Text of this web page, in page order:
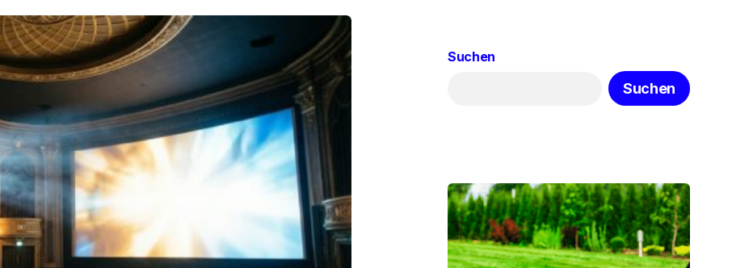
Suchen
Suchen